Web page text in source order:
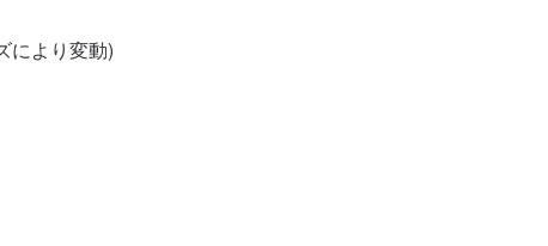
により変動)